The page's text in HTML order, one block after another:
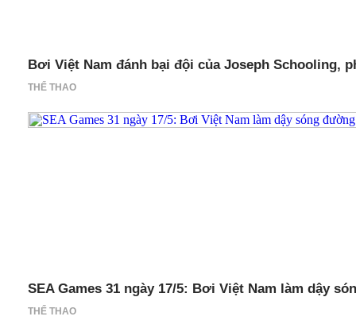
THỂ THAO
Bơi Việt Nam đánh bại đội của Joseph Schooling,
THỂ THAO
SEA Games 31 ngày 17/5: Bơi Việt Nam làm dậy